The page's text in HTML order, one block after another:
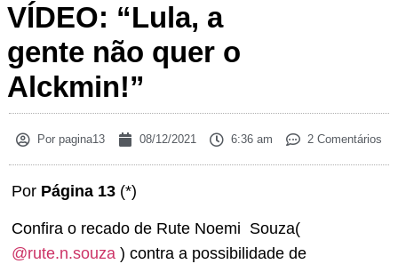
VÍDEO: “Lula, a
gente não quer o
Alckmin!”
Por pagina13 08/12/2021 6:36 am 2 Comentários
Por Página 13 (*)
Confira o recado de Rute Noemi Souza(
@rute.n.souza ) contra a possibilidade de